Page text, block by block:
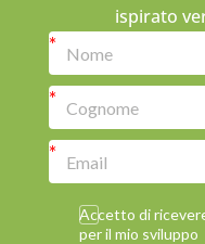
ispirato
Accetto di
per il mio sviluppo